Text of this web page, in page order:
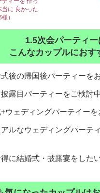
当に 良かった
）
1.5次会パーティー
こんなカップルにお
後の帰国後パーティーを
露目パーティーをご検討
ウェディングパーテイーを
ルなウェディングパーテ
に結婚式・披露宴をした